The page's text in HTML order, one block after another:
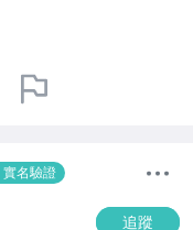
實名驗證
追蹤